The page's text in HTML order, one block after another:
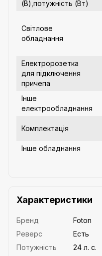
(В),потужність (Вт)
Світлове
обладнання
Електророзетка
для підключення
причепа
Інше
електрообладнання
Комплектація
Інше обладнання
Характеристики
Бренд
Foton
Реверс
Есть
Потужність
24 л. с.